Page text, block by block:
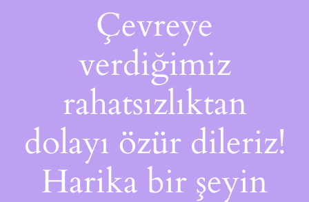
Çevreye
verdiğimiz
rahatsızlıktan
dolayı özür dileriz!
Harika bir şeyin